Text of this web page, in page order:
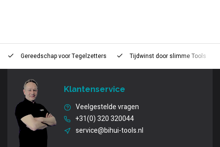
Gereedschap voorTegelzetters Tijdwinst door slimme Tools
Klantenservice
Veelgestelde vragen
+31(0) 320 320044
service@bihui-tools.nl